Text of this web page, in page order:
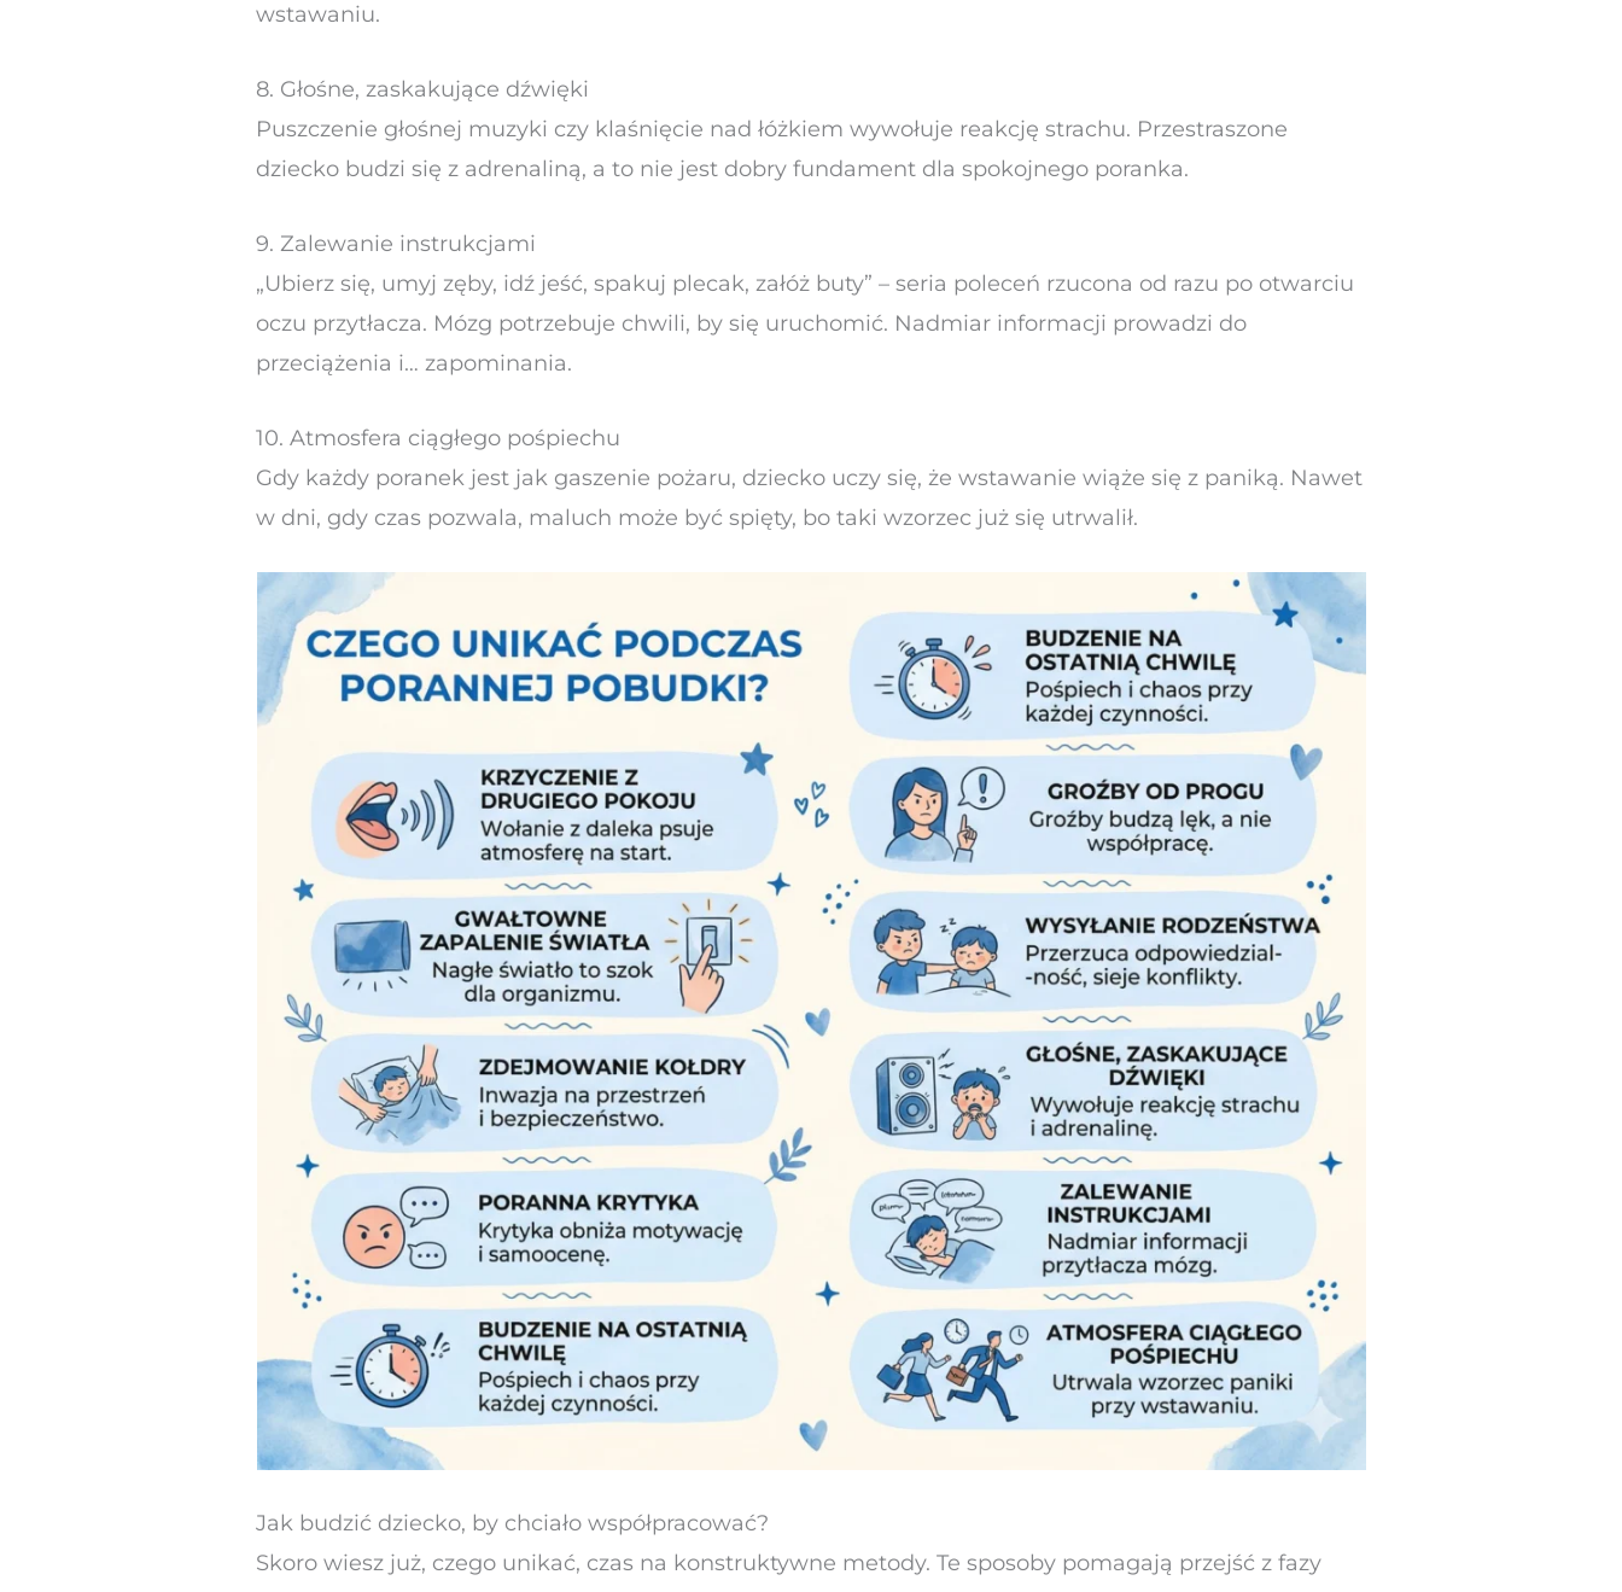
wstawaniu.
8. Głośne, zaskakujące dźwięki
Puszczenie głośnej muzyki czy klaśnięcie nad łóżkiem wywołuje reakcję strachu. Przestraszone
dziecko budzi się z adrenaliną, a to nie jest dobry fundament dla spokojnego poranka.
9. Zalewanie instrukcjami
„Ubierz się, umyj zęby, idź jeść, spakuj plecak, załóż buty” – seria poleceń rzucona od razu po otwarciu
oczu przytłacza. Mózg potrzebuje chwili, by się uruchomić. Nadmiar informacji prowadzi do
przeciążenia i… zapominania.
10. Atmosfera ciągłego pośpiechu
Gdy każdy poranek jest jak gaszenie pożaru, dziecko uczy się, że wstawanie wiąże się z paniką. Nawet
w dni, gdy czas pozwala, maluch może być spięty, bo taki wzorzec już się utrwalił.
Jak budzić dziecko, by chciało współpracować?
Skoro wiesz już, czego unikać, czas na konstruktywne metody. Te sposoby pomagają przejść z fazy